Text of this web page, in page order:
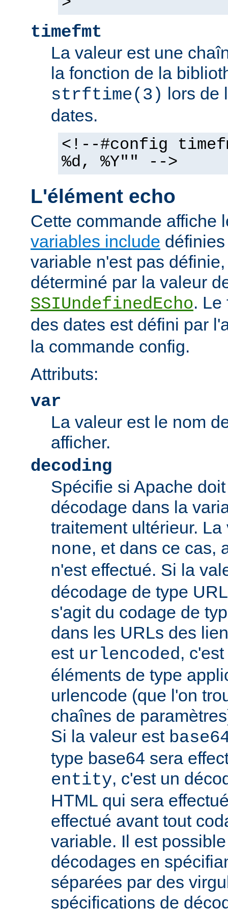
timefmt
La valeur est une
la fonction de la
strftime(3) lors de
dates.
<!--#config
%d, %Y"" -->
L'élément echo
Cette commande affiche
variables include
variable n'est pas
déterminé par la valeur
SSIUndefinedEcho. Le
des dates est défini par
la commande config.
Attributs:
var
La valeur est le nom
afficher.
decoding
Spécifie si Apache
décodage dans la
traitement ultérieur.
none, et dans ce cas,
n'est effectué. Si la
décodage de type
s'agit du codage de
dans les URLs des
est urlencoded,
éléments de type
urlencode (que l'on
chaînes de
Si la valeur est
type base64 sera
entity, c'est un
HTML qui sera
effectué avant tout
variable. Il est
décodages en
séparées par des
spécifications de